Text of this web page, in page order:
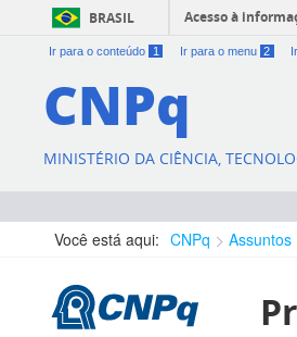
BRASIL Acesso à
Ir para o conteúdo 1 Ir para o menu 2
CNPq
MINISTÉRIO DA CIÊNCIA,
Você está aqui: CNPq Assuntos